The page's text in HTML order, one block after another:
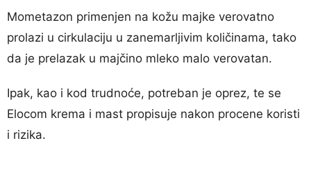
Mometazon primenjen na kožu majke verovatno
prolazi u cirkulaciju u zanemarljivim količinama, tako
da je prelazak u majčino mleko malo verovatan.
Ipak, kao i kod trudnoće, potreban je oprez, te se
Elocom krema i mast propisuje nakon procene koristi
i rizika.